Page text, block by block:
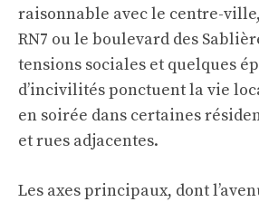
raisonnable avec le centre-
RN7 ou le boulevard des
tensions sociales et quelques
d’incivilités ponctuent la vie
en soirée dans certaines
et rues adjacentes.
Les axes principaux, dont